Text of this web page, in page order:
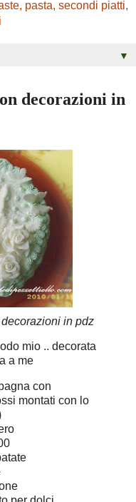
pasta, secondi piatti,
▼
decorazioni in
in pdz
mio .. decorata
a me
con
montati con lo